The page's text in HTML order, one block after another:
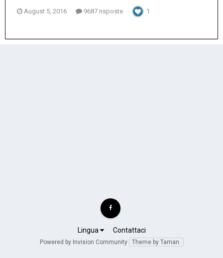
August 5, 2016 9687 risposte 1
Lingua Contattaci
Powered by Invision Community Theme by Taman.